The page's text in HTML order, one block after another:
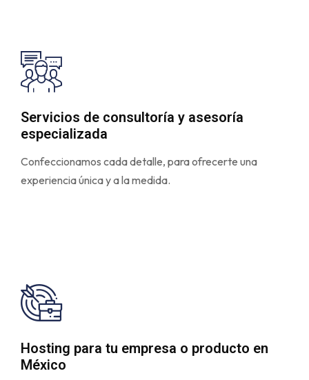
Servicios de consultoría y asesoría
especializada
Confeccionamos cada detalle, para ofrecerte una
experiencia única y a la medida.
Hosting para tu empresa o producto en
México